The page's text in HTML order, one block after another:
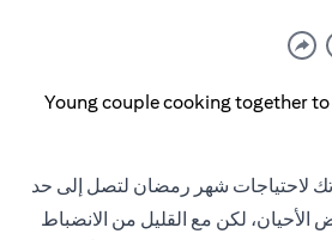
لاحتياجات شهر رمضان لتصل إلى حد
الأحيان، لكن مع القليل من الانضباط